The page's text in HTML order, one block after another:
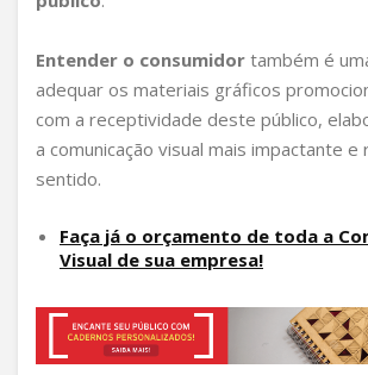
Entender o consumidor também é
adequar os materiais gráficos
com a receptividade deste público,
a comunicação visual mais impactante
sentido.
Faça já o orçamento de toda a
Visual de sua empresa!